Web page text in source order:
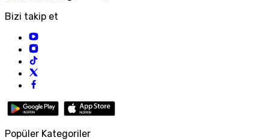
Bizi takip et
Popüler Kategoriler